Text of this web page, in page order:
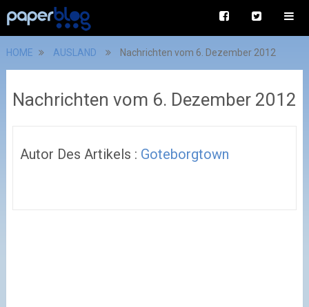
HOME AUSLAND Nachrichten vom 6. Dezember 2012
Nachrichten vom 6. Dezember 2012
Autor Des Artikels : Goteborgtown